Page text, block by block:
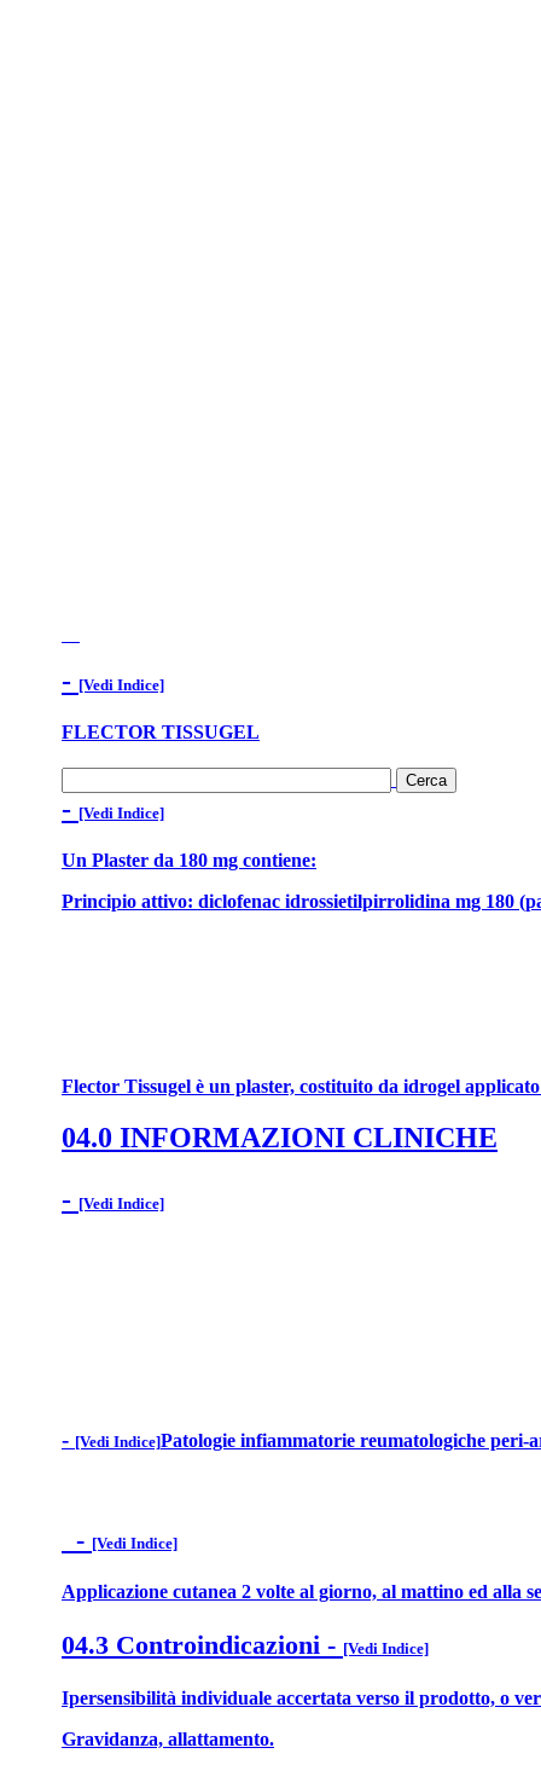
- [Vedi Indice]
FLECTOR TISSUGEL
- [Vedi Indice]
Un Plaster da 180 mg contiene:
Principio attivo: diclofenac idrossietilpirrolidina mg 180
Flector Tissugel è un plaster, costituito da idrogel
04.0 INFORMAZIONI CLINICHE
- [Vedi Indice]
- [Vedi Indice]Patologie infiammatorie reumatologiche
- [Vedi Indice]
Applicazione cutanea 2 volte al giorno, al mattino ed alla
04.3 Controindicazioni - [Vedi Indice]
Ipersensibilità individuale accertata verso il prodotto, o
Gravidanza, allattamento.